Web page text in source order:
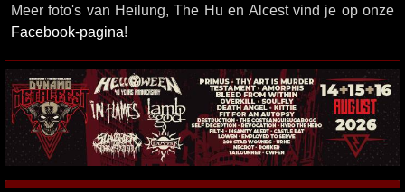
Meer foto's van Heilung, The Hu en Alcest vind je op onze
Facebook-pagina!